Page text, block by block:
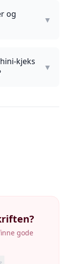
og
▼
kjeks
▼
gode